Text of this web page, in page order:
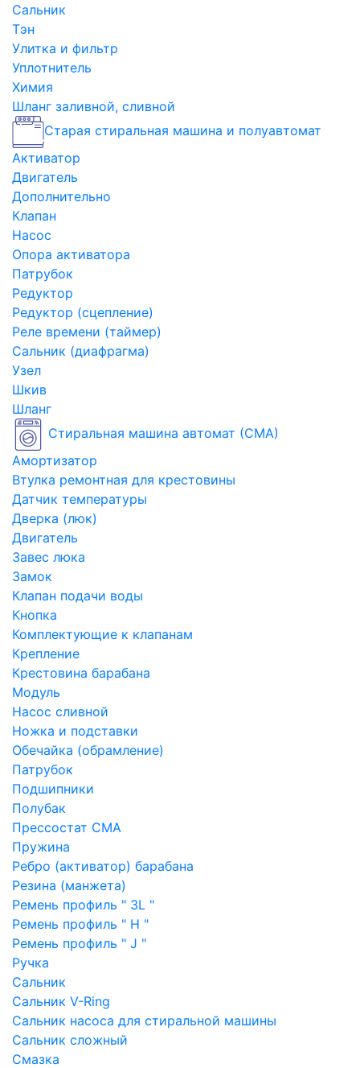
Сальник
Тэн
Улитка и фильтр
Уплотнитель
Химия
Шланг заливной, сливной
Старая стиральная машина и полуавтомат
Активатор
Двигатель
Дополнительно
Клапан
Насос
Опора активатора
Патрубок
Редуктор
Редуктор (сцепление)
Реле времени (таймер)
Сальник (диафрагма)
Узел
Шкив
Шланг
Стиральная машина автомат (СМА)
Амортизатор
Втулка ремонтная для крестовины
Датчик температуры
Дверка (люк)
Двигатель
Завес люка
Замок
Клапан подачи воды
Кнопка
Комплектующие к клапанам
Крепление
Крестовина барабана
Модуль
Насос сливной
Ножка и подставки
Обечайка (обрамление)
Патрубок
Подшипники
Полубак
Прессостат СМА
Пружина
Ребро (активатор) барабана
Резина (манжета)
Ремень профиль " 3L "
Ремень профиль " H "
Ремень профиль " J "
Ручка
Сальник
Сальник V-Ring
Сальник насоса для стиральной машины
Сальник сложный
Смазка